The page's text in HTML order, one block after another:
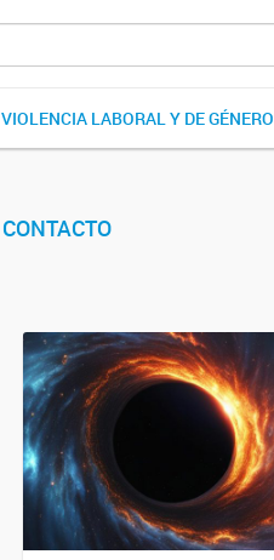
VIOLENCIA LABORAL Y DE GÉNERO
CONTACTO